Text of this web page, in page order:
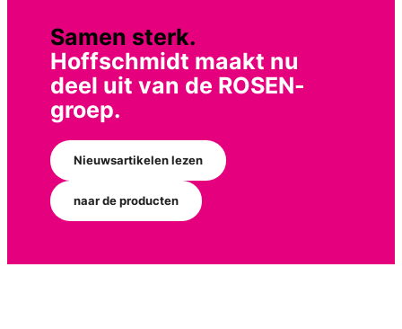
Samen sterk.
Hoffschmidt maakt nu
deel uit van de ROSEN-
groep.
Nieuwsartikelen lezen
naar de producten